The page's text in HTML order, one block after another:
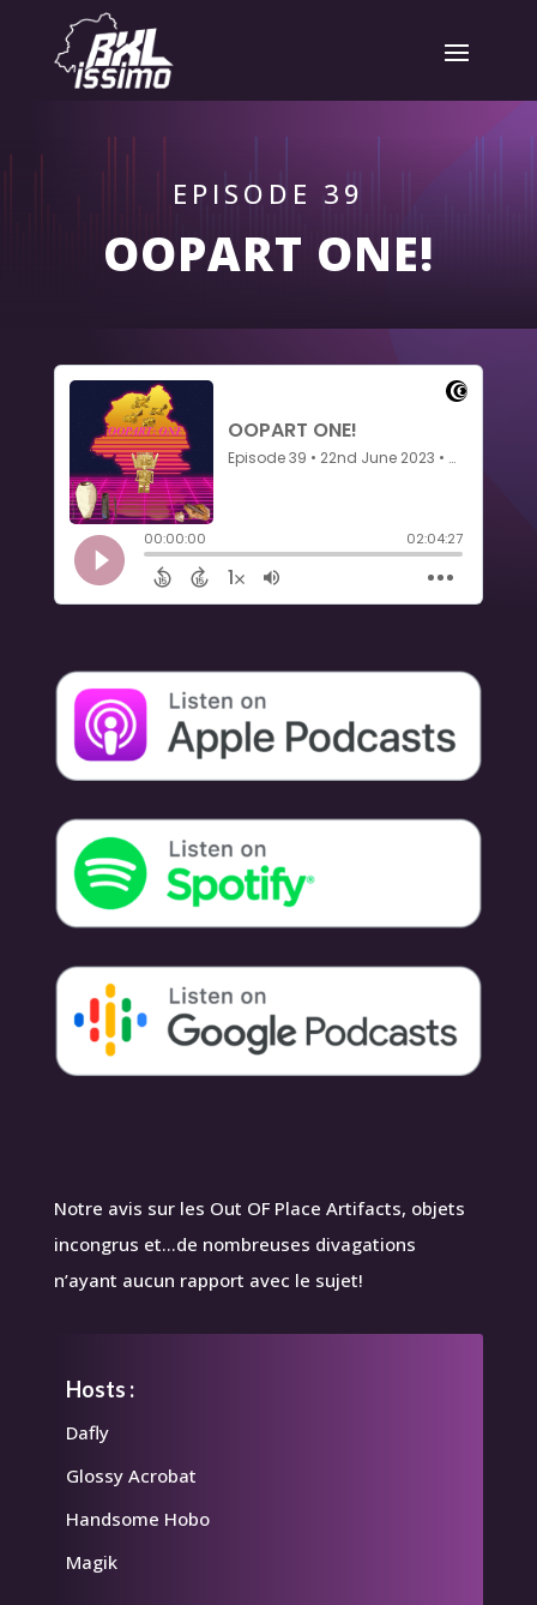
EPISODE 39
OOPART ONE!
Notre avis sur les Out OF Place Artifacts, objets
incongrus et…de nombreuses divagations
n’ayant aucun rapport avec le sujet!
Hosts :
Dafly
Glossy Acrobat
Handsome Hobo
Magik